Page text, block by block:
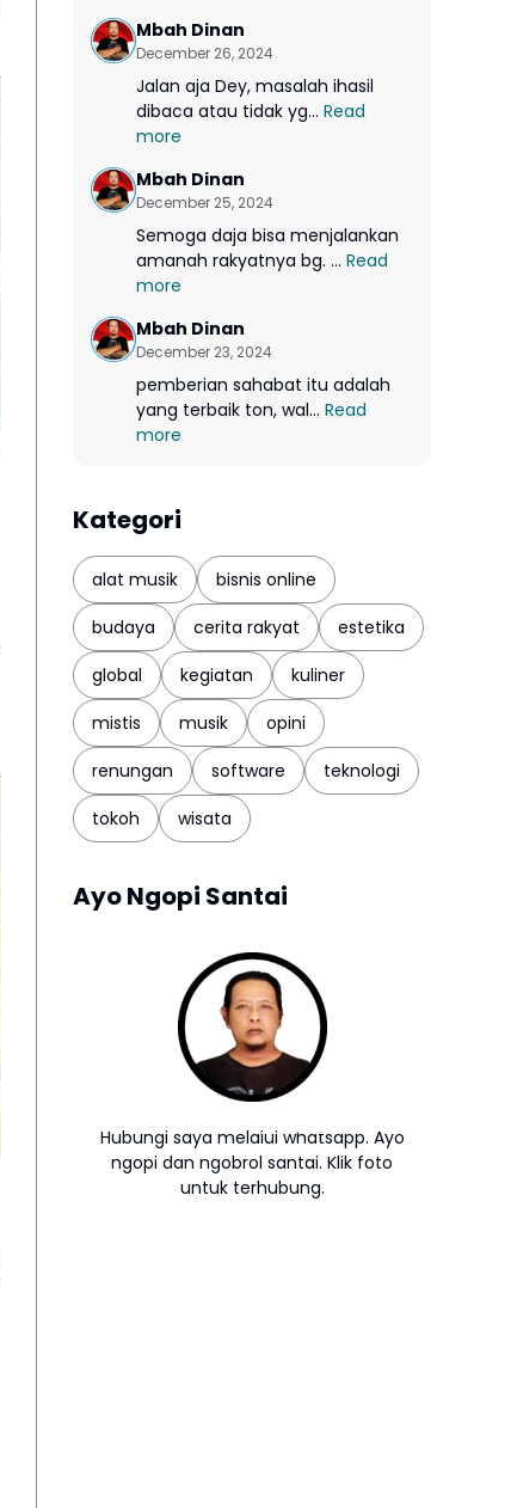
Mbah Dinan
December 26, 2024
Jalan aja Dey, masalah ihasil
dibaca atau tidak yg... Read
more
Mbah Dinan
December 25, 2024
Semoga daja bisa menjalankan
amanah rakyatnya bg. ... Read
more
Mbah Dinan
December 23, 2024
pemberian sahabat itu adalah
yang terbaik ton, wal... Read
more
Kategori
alat musik
bisnis online
budaya
cerita rakyat
estetika
global
kegiatan
kuliner
mistis
musik
opini
renungan
software
teknologi
tokoh
wisata
Ayo Ngopi Santai
Hubungi saya melalui whatsapp. Ayo
ngopi dan ngobrol santai. Klik foto
untuk terhubung.